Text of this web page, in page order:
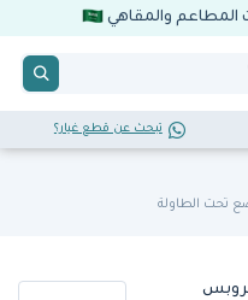
المطاعم والمقاهي
تبحث عن قطع غيار؟
تحت الطاولة